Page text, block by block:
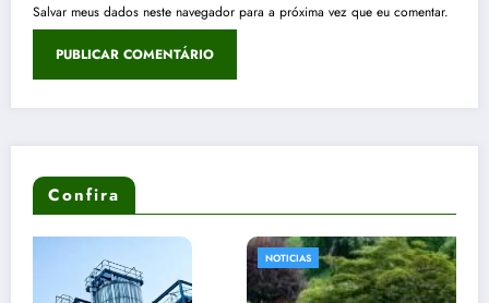
Salvar meus dados neste navegador para a próxima vez que eu comentar.
Confira